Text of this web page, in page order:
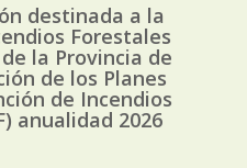
destinada a la
Forestales
la Provincia de
de los Planes
de Incendios
anualidad 2026